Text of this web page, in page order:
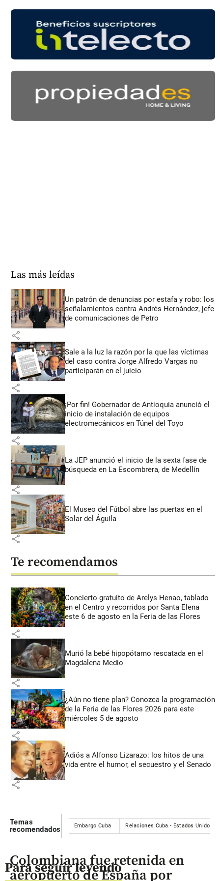
Las más leídas
Un patrón de denuncias por estafa y robo: los
señalamientos contra Andrés Hernández, jefe
de comunicaciones de Petro
share
Sale a la luz la razón por la que las víctimas
del caso contra Jorge Alfredo Vargas no
participarán en el juicio
share
¡Por fin! Gobernador de Antioquia anunció el
inicio de instalación de equipos
electromecánicos en Túnel del Toyo
share
La JEP anunció el inicio de la sexta fase de
búsqueda en La Escombrera, de Medellín
share
El Museo del Fútbol abre las puertas en el
Solar del Águila
share
Te recomendamos
Concierto gratuito de Arelys Henao, tablado
en el Centro y recorridos por Santa Elena
este 6 de agosto en la Feria de las Flores
share
Murió la bebé hipopótamo rescatada en el
Magdalena Medio
share
¿Aún no tiene plan? Conozca la programación
de la Feria de las Flores 2026 para este
miércoles 5 de agosto
share
Adiós a Alfonso Lizarazo: los hitos de una
vida entre el humor, el secuestro y el Senado
share
Temas
recomendados
Embargo Cuba Relaciones Cuba - Estados Unidos
Para seguir leyendo
Colombiana fue retenida en
aeropuerto de España por